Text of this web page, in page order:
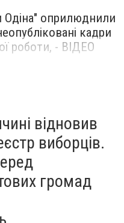
Одіна" оприлюднили
кадри
роботи, - ВІДЕО
зіграє тата
українському
- ФОТО
відновив
виборців.
громад